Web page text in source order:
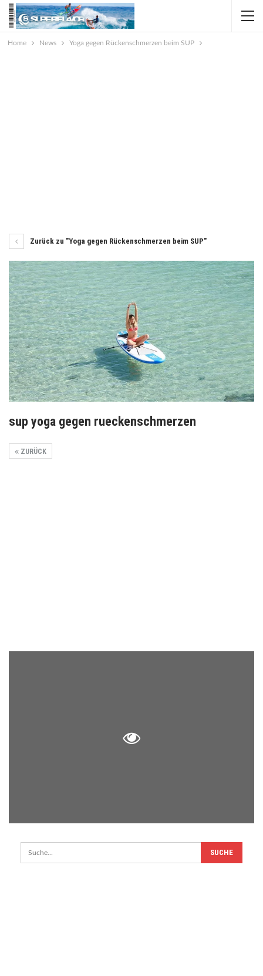
Home News Yoga gegen Rückenschmerzen beim SUP
Zurück zu "Yoga gegen Rückenschmerzen beim SUP"
sup yoga gegen rueckenschmerzen
ZURÜCK